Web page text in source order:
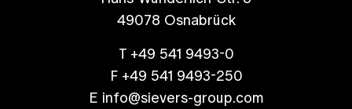
49078 Osnabrück
T +49 541 9493-0
F +49 541 9493-250
E info@sievers-group.com